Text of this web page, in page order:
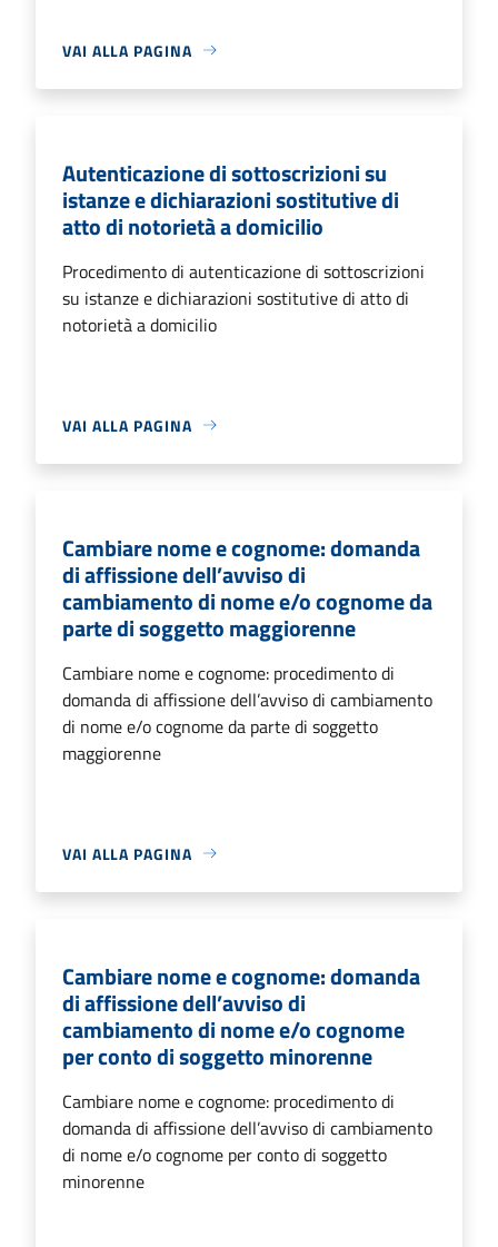
VAI ALLA PAGINA
Autenticazione di sottoscrizioni su
istanze e dichiarazioni sostitutive di
atto di notorietà a domicilio
Procedimento di autenticazione di sottoscrizioni
su istanze e dichiarazioni sostitutive di atto di
notorietà a domicilio
VAI ALLA PAGINA
Cambiare nome e cognome: domanda
di affissione dell’avviso di
cambiamento di nome e/o cognome da
parte di soggetto maggiorenne
Cambiare nome e cognome: procedimento di
domanda di affissione dell’avviso di cambiamento
di nome e/o cognome da parte di soggetto
maggiorenne
VAI ALLA PAGINA
Cambiare nome e cognome: domanda
di affissione dell’avviso di
cambiamento di nome e/o cognome
per conto di soggetto minorenne
Cambiare nome e cognome: procedimento di
domanda di affissione dell’avviso di cambiamento
di nome e/o cognome per conto di soggetto
minorenne